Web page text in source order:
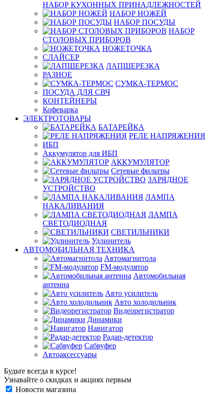
НАБОР КУХОННЫХ ПРИНАДЛЕЖНОСТЕЙ
НАБОР НОЖЕЙ
НАБОР ПОСУДЫ
НАБОР
СТОЛОВЫХ ПРИБОРОВ
НОЖЕТОЧКА
СЛАЙСЕР
ЛАПШЕРЕЗКА
РАЗНОЕ
СУМКА-ТЕРМОС
ПОСУДА ДЛЯ СВЧ
КОНТЕЙНЕРЫ
Кофеварка
ЭЛЕКТРОТОВАРЫ
БАТАРЕЙКА
РЕЛЕ НАПРЯЖЕНИЯ
ИБП
Аккумулятор для ИБП
АККУМУЛЯТОР
Сетевые фильтры
ЗАРЯДНОЕ
УСТРОЙСТВО
ЛАМПА
НАКАЛИВАНИЯ
ЛАМПА
СВЕТОДИОДНАЯ
СВЕТИЛЬНИКИ
Удлинитель
АВТОМОБИЛЬНАЯ ТЕХНИКА
Автомагнитола
FM-модулятор
Автомобильная
антенна
Авто усилитель
Авто холодильник
Видеорегистратор
Динамики
Навигатор
Радар-детектор
Сабвуфер
Автоаксессуары
Будьте всегда в курсе!
Узнавайте о скидках и акциях первым
Новости магазина